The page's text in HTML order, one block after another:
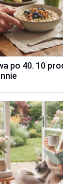
po 40. 10